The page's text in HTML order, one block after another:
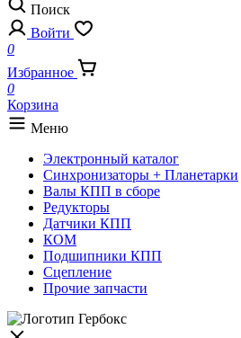
Поиск
Войти
0
Избранное
0
Корзина
Меню
Электронный каталог
Синхронизаторы + Планетарки
Валы КПП в сборе
Редукторы
Датчики КПП
КОМ
Подшипники КПП
Сцепление
Прочие запчасти